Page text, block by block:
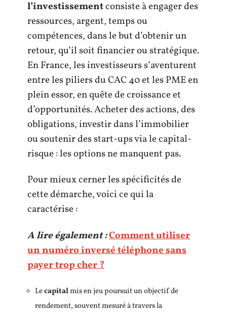
l’investissementconsiste à engager des
ressources, argent, temps ou
compétences, dans le but d’obtenir un
retour, qu’il soit financier ou stratégique.
En France, les investisseurs s’aventurent
entre les piliers du CAC 40 et les PME en
plein essor, en quête de croissance et
d’opportunités. Acheter des actions, des
obligations, investir dans l’immobilier
ou soutenir des start-ups via le capital-
risque : les options ne manquent pas.
Pour mieux cerner les spécificités de
cette démarche, voici ce qui la
caractérise :
A lire également :Comment utiliser
un numéro inversé téléphone sans
payer trop cher ?
Lecapitalmis en jeu poursuit un objectif de
rendement, souvent mesuré à travers la